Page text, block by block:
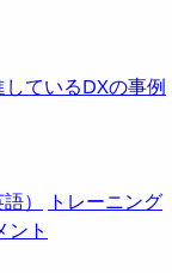
ているDXの事例
）
トレーニング
ント